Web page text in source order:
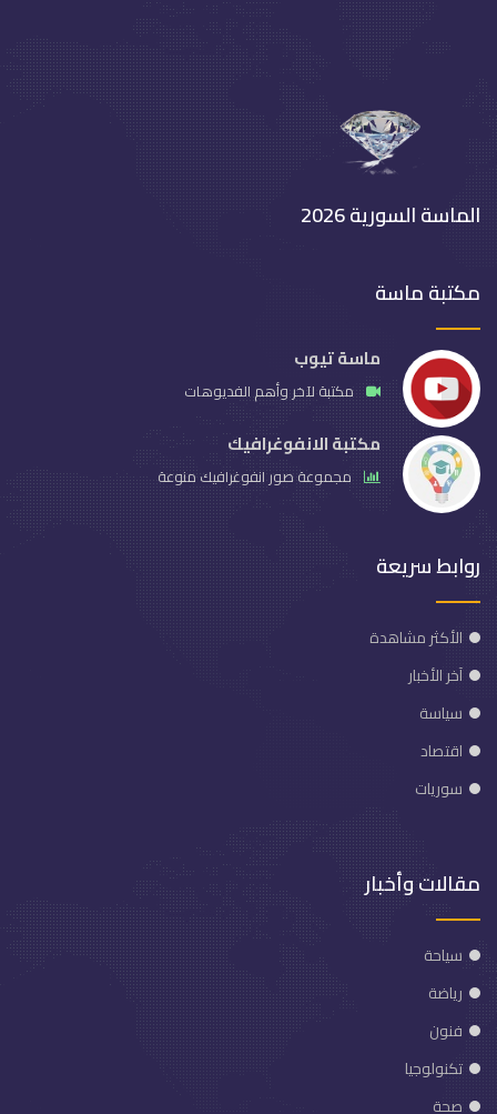
الماسة السورية 2026
مكتبة ماسة
ماسة تيوب
مكتبة لآخر وأهم الفديوهات
مكتبة الانفوغرافيك
مجموعة صور انفوغرافيك منوعة
روابط سريعة
الأكثر مشاهدة
آخر الأخبار
سياسة
اقتصاد
سوريات
مقالات وأخبار
سياحة
رياضة
فنون
تكنولوجيا
صحة